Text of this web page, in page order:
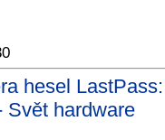
hesel
Svět hardware